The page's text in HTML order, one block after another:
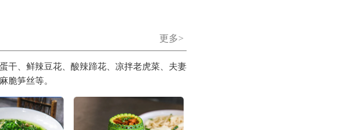
更多>
干、鲜辣豆花、酸辣蹄花、凉拌老虎菜、夫妻
脆笋丝等。